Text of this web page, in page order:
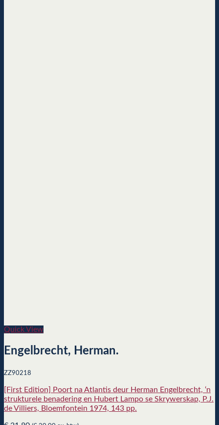
Quick View
Engelbrecht, Herman.
ZZ90218
[First Edition] Poort na Atlantis deur Herman Engelbrecht, ‘n
strukturele benadering en Hubert Lampo se Skrywerskap, P.J.
de Villiers, Bloemfontein 1974, 143 pp.